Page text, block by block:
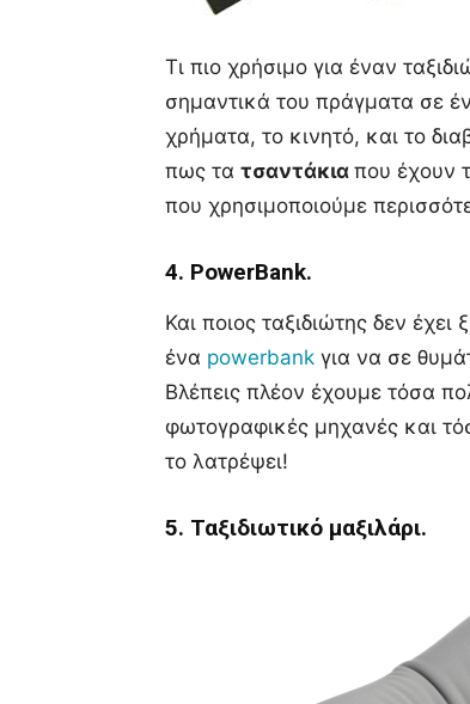
Τι πιο χρήσιμο για έναν
σημαντικά του πράγματα σε
χρήματα, το κινητό, και το
πως τα τσαντάκια που έχουν
που χρησιμοποιούμε
4. PowerBank.
Και ποιος ταξιδιώτης δεν
ένα powerbank για να σε
Βλέπεις πλέον έχουμε τόσα
φωτογραφικές μηχανές και
το λατρέψει!
5. Ταξιδιωτικό μαξιλάρι.